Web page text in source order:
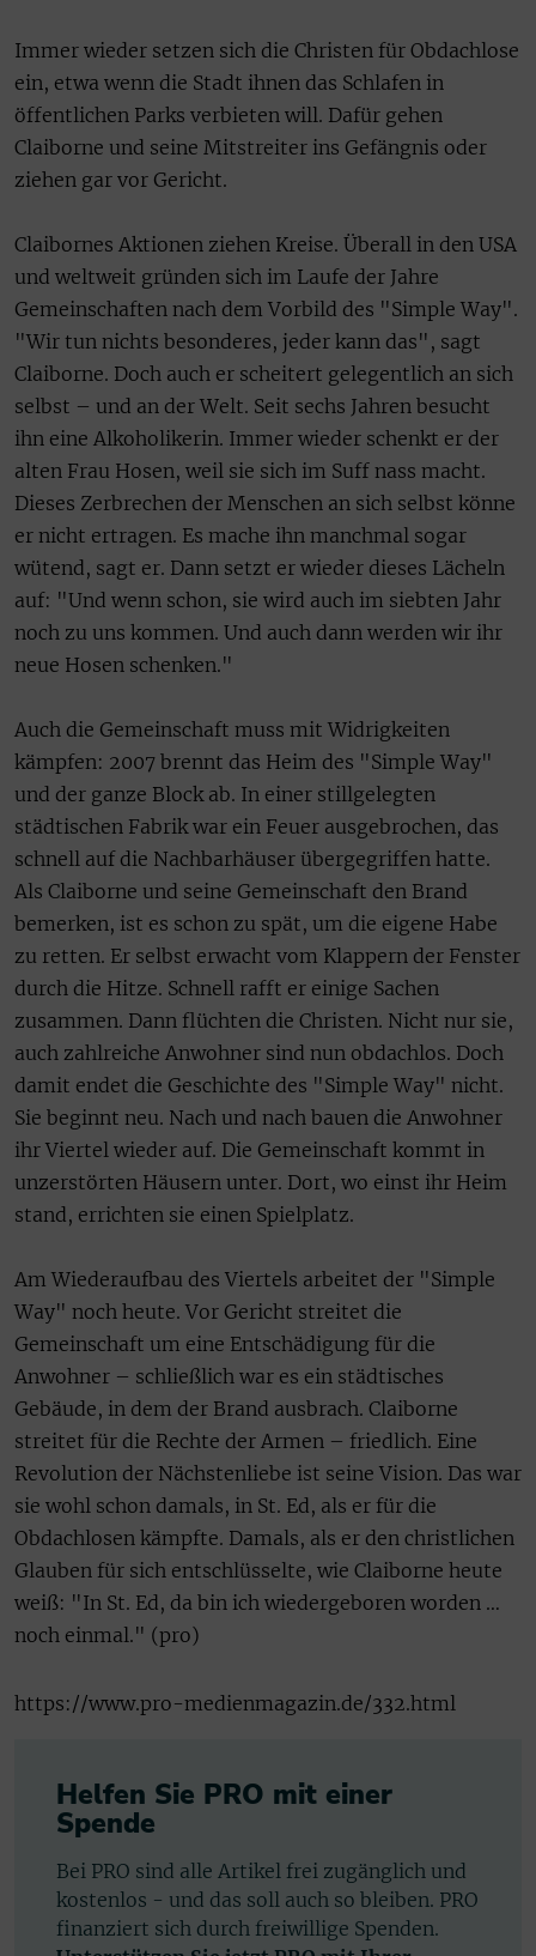
Immer wieder setzen sich die Christen für Obdachlose
ein, etwa wenn die Stadt ihnen das Schlafen in
öffentlichen Parks verbieten will. Dafür gehen
Claiborne und seine Mitstreiter ins Gefängnis oder
ziehen gar vor Gericht.
Claibornes Aktionen ziehen Kreise. Überall in den USA
und weltweit gründen sich im Laufe der Jahre
Gemeinschaften nach dem Vorbild des "Simple Way".
"Wir tun nichts besonderes, jeder kann das", sagt
Claiborne. Doch auch er scheitert gelegentlich an sich
selbst – und an der Welt. Seit sechs Jahren besucht
ihn eine Alkoholikerin. Immer wieder schenkt er der
alten Frau Hosen, weil sie sich im Suff nass macht.
Dieses Zerbrechen der Menschen an sich selbst könne
er nicht ertragen. Es mache ihn manchmal sogar
wütend, sagt er. Dann setzt er wieder dieses Lächeln
auf: "Und wenn schon, sie wird auch im siebten Jahr
noch zu uns kommen. Und auch dann werden wir ihr
neue Hosen schenken."
Auch die Gemeinschaft muss mit Widrigkeiten
kämpfen: 2007 brennt das Heim des "Simple Way"
und der ganze Block ab. In einer stillgelegten
städtischen Fabrik war ein Feuer ausgebrochen, das
schnell auf die Nachbarhäuser übergegriffen hatte.
Als Claiborne und seine Gemeinschaft den Brand
bemerken, ist es schon zu spät, um die eigene Habe
zu retten. Er selbst erwacht vom Klappern der Fenster
durch die Hitze. Schnell rafft er einige Sachen
zusammen. Dann flüchten die Christen. Nicht nur sie,
auch zahlreiche Anwohner sind nun obdachlos. Doch
damit endet die Geschichte des "Simple Way" nicht.
Sie beginnt neu. Nach und nach bauen die Anwohner
ihr Viertel wieder auf. Die Gemeinschaft kommt in
unzerstörten Häusern unter. Dort, wo einst ihr Heim
stand, errichten sie einen Spielplatz.
Am Wiederaufbau des Viertels arbeitet der "Simple
Way" noch heute. Vor Gericht streitet die
Gemeinschaft um eine Entschädigung für die
Anwohner – schließlich war es ein städtisches
Gebäude, in dem der Brand ausbrach. Claiborne
streitet für die Rechte der Armen – friedlich. Eine
Revolution der Nächstenliebe ist seine Vision. Das war
sie wohl schon damals, in St. Ed, als er für die
Obdachlosen kämpfte. Damals, als er den christlichen
Glauben für sich entschlüsselte, wie Claiborne heute
weiß: "In St. Ed, da bin ich wiedergeboren worden …
noch einmal." (pro)
https://www.pro-medienmagazin.de/332.html
Helfen Sie PRO mit einer
Spende
Bei PRO sind alle Artikel frei zugänglich und
kostenlos - und das soll auch so bleiben. PRO
finanziert sich durch freiwillige Spenden.